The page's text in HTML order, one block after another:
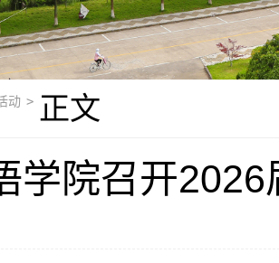
动 > 正文
学院召开